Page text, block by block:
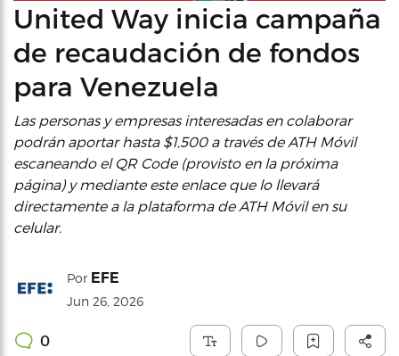
United Way inicia campaña
de recaudación de fondos
para Venezuela
Las personas y empresas interesadas en colaborar
podrán aportar hasta $1,500 a través de ATH Móvil
escaneando el QR Code (provisto en la próxima
página) y mediante este enlace que lo llevará
directamente a la plataforma de ATH Móvil en su
celular.
Por EFE
Jun 26, 2026
0